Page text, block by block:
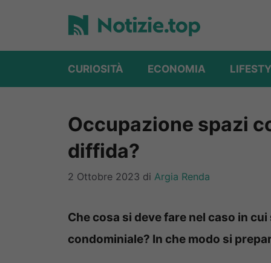
contenuto
CURIOSITÀ ECONOMIA
Occupazione spazi
diffida?
2 Ottobre 2023 di Argia Renda
Che cosa si deve fare nel caso in
condominiale? In che modo si